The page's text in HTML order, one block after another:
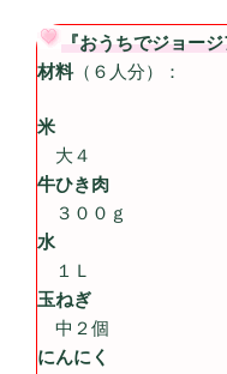
『おうちでジョー
材料（６人分）：
米
大４
牛ひき肉
３００ｇ
水
１Ｌ
玉ねぎ
中２個
にんにく